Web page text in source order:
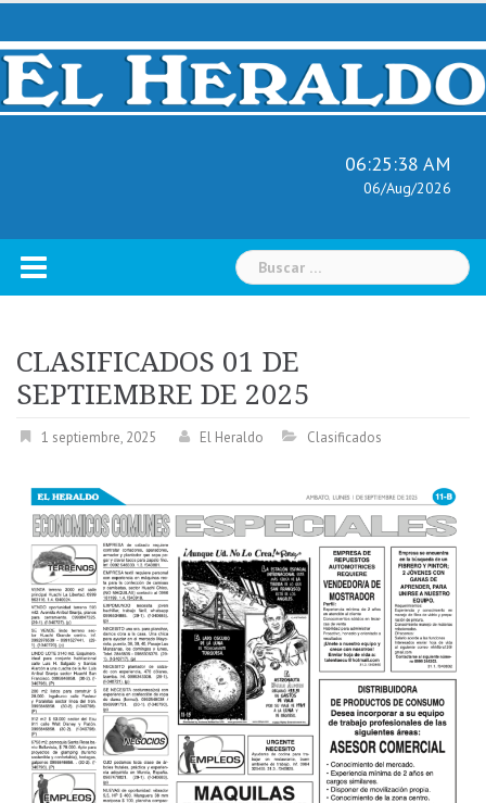
Skip
content
06:25:39 AM
06/Aug/2026
Buscar:
CLASIFICADOS 01 DE
SEPTIEMBRE DE 2025
1 septiembre, 2025 El Heraldo Clasificados